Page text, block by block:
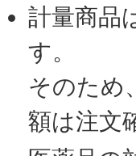
計量商品
す。
そのため
額は注文